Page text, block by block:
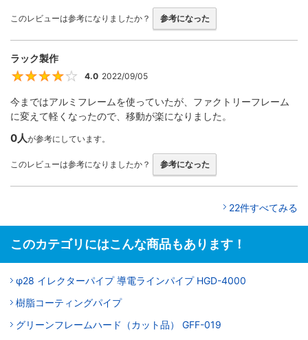
このレビューは参考になりましたか？ 参考になった
ラック製作
4
4.0 2022/09/05
今まではアルミフレームを使っていたが、ファクトリーフレーム
に変えて軽くなったので、移動が楽になりました。
0人が参考にしています。
このレビューは参考になりましたか？ 参考になった
22件すべてみる
このカテゴリにはこんな商品もあります！
φ28 イレクターパイプ 導電ラインパイプ HGD-4000
樹脂コーティングパイプ
グリーンフレームハード（カット品） GFF-019